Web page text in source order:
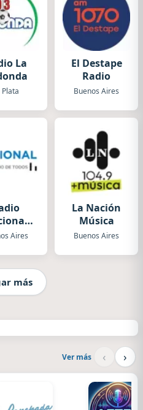
La
Plata
El Destape
Radio
Buenos Aires
Aires
La Nación
Música
Buenos Aires
más
Ver más ‹ ›